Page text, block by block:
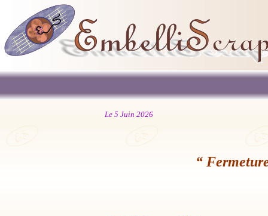
Le 5 Juin 2026
“